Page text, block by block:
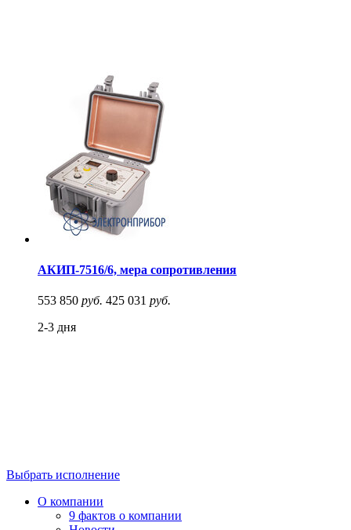
АКИП-7516/6, мера сопротивления
553 850 руб. 425 031 руб.
2-3 дня
Выбрать исполнение
О компании
9 фактов о компании